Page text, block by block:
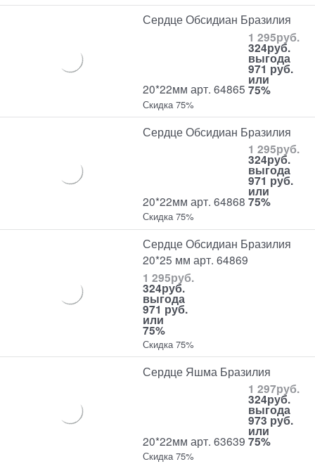
Сердце Обсидиан Бразилия
20*22мм арт. 64865
1 295руб.
324руб.
выгода
971 руб.
или
75%
Скидка 75%
Сердце Обсидиан Бразилия
20*22мм арт. 64868
1 295руб.
324руб.
выгода
971 руб.
или
75%
Скидка 75%
Сердце Обсидиан Бразилия
20*25 мм арт. 64869
1 295руб.
324руб.
выгода
971 руб.
или
75%
Скидка 75%
Сердце Яшма Бразилия
20*22мм арт. 63639
1 297руб.
324руб.
выгода
973 руб.
или
75%
Скидка 75%